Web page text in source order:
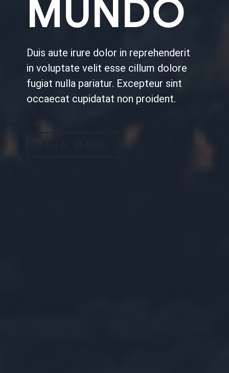
MUNDO
Duis aute irure dolor in reprehenderit
in voluptate velit esse cillum dolore
fugiat nulla pariatur. Excepteur sint
occaecat cupidatat non proident.